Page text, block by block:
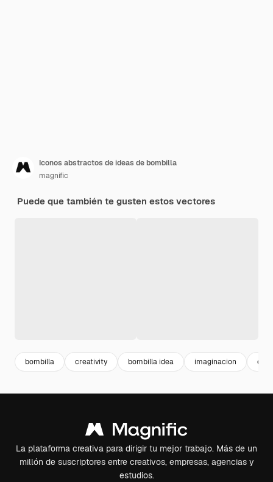
Iconos abstractos de ideas de bombilla
magnific
Puede que también te gusten estos vectores
bombilla creativity bombilla idea imaginacion
La plataforma creativa para dirigir tu mejor trabajo. Más de un
millón de suscriptores entre creativos, empresas, agencias y
estudios.